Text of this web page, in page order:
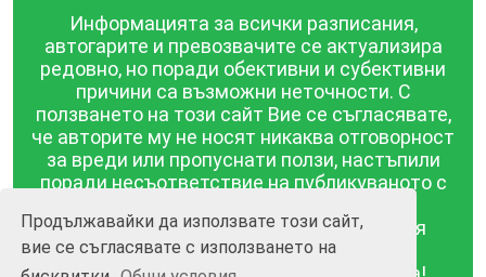
Продължавайки да използвате този сайт,
вие се съгласявате с използването на
Информацията за всички разписания,
автогарите и превозвачите се актуализира
редовно, но поради обективни и субективни
причини са възможни неточности. С
ползването на този сайт Вие се съгласявате,
че авторите му не носят никаква отговорност
за вреди или пропуснати ползи, настъпили
поради несъответствие на публикуваното с
публикувана в този сайт се предоставя
такава каквато е, без гаранция за